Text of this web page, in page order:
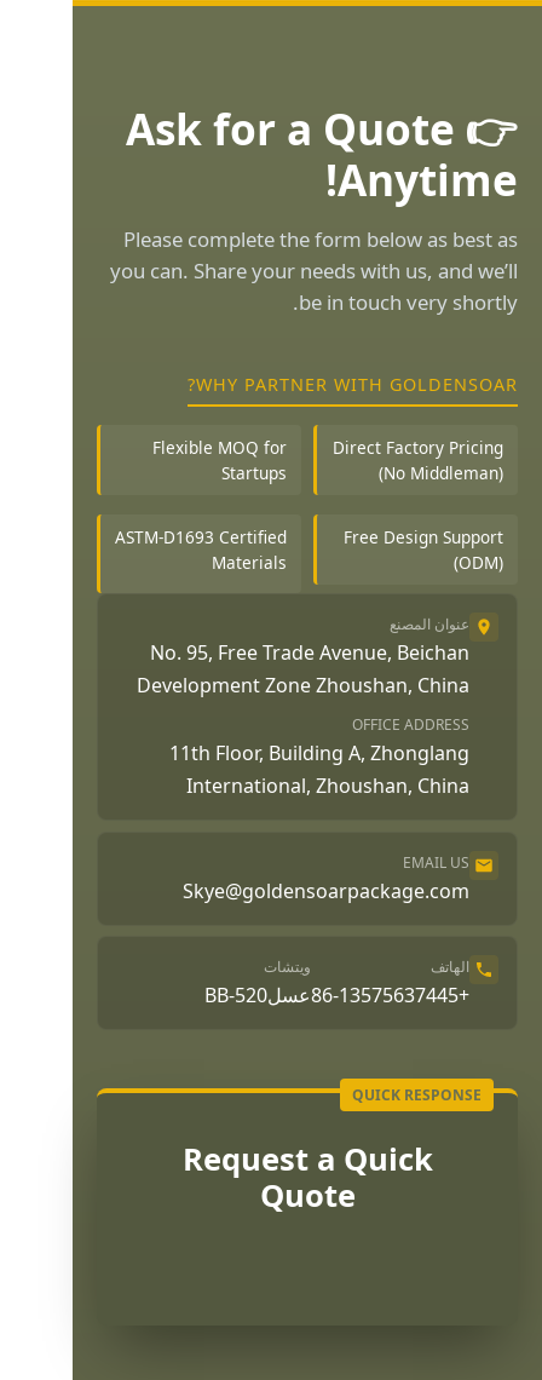
👉 Ask for a Quote
Anytime!
Please complete the form below as best as
you can. Share your needs with us, and we’ll
be in touch very shortly.
WHY PARTNER WITH GOLDENSOAR?
Direct Factory Pricing
(No Middleman)
Flexible MOQ for
Startups
Free Design Support
(ODM)
ASTM-D1693 Certified
Materials
عنوان المصنع
No. 95, Free Trade Avenue, Beichan
Development Zone Zhoushan, China
OFFICE ADDRESS
11th Floor, Building A, Zhonglang
International, Zhoushan, China
EMAIL US
Skye@goldensoarpackage.com
الهاتف
+86-13575637445
ويتشات
عسلBB-520
Request a Quick
Quote